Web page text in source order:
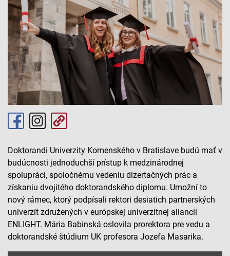
Doktorandi Univerzity Komenského v Bratislave budú mať v
budúcnosti jednoduchší prístup k medzinárodnej
spolupráci, spoločnému vedeniu dizertačných prác a
získaniu dvojitého doktorandského diplomu. Umožní to
nový rámec, ktorý podpísali rektori desiatich partnerských
univerzít združených v európskej univerzitnej aliancii
ENLIGHT. Mária Babinská oslovila prorektora pre vedu a
doktorandské štúdium UK profesora Jozefa Masarika.